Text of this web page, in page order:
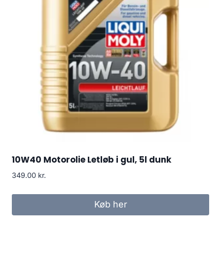
10W40 Motorolie Letløb i gul, 5l dunk
349.00 kr.
Køb her